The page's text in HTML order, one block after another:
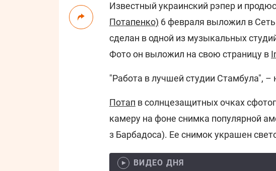
Известный украинский рэпер и
Потапенко) 6 февраля выложил в
сделан в одной из музыкальных
Фото он выложил на свою страницу в
"Работа в лучшей студии Стамбула", –
Потап в солнцезащитных очках
камеру на фоне снимка популярной
з Барбадоса). Ее снимок украшен
ВИДЕО ДНЯ